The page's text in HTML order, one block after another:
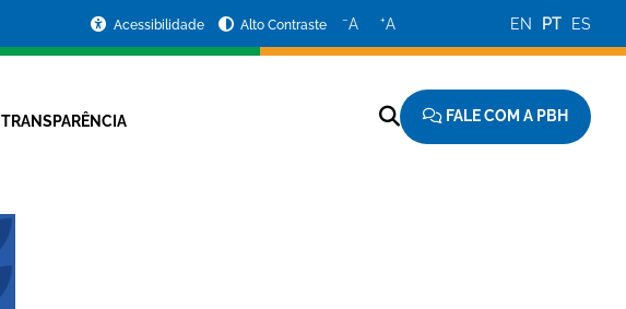
Acessibilidade Alto Contraste −A +A EN PT ES
TRANSPARÊNCIA FALE COM A PBH